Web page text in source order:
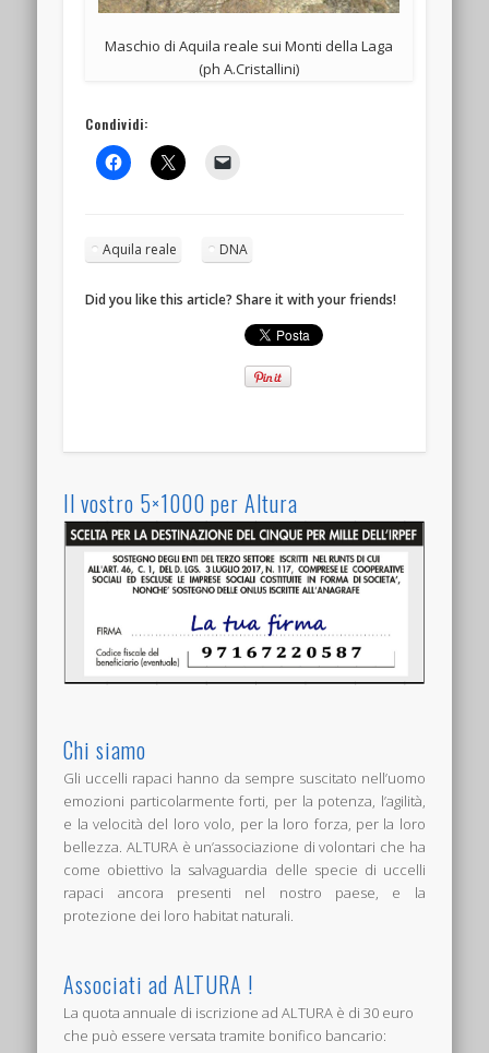
Maschio di Aquila reale sui Monti della Laga
(ph A.Cristallini)
Condividi:
Aquila reale DNA
Did you like this article? Share it with your friends!
Il vostro 5×1000 per Altura
Chi siamo
Gli uccelli rapaci hanno da sempre suscitato nell’uomo
emozioni particolarmente forti, per la potenza, l’agilità,
e la velocità del loro volo, per la loro forza, per la loro
bellezza. ALTURA è un’associazione di volontari che ha
come obiettivo la salvaguardia delle specie di uccelli
rapaci ancora presenti nel nostro paese, e la
protezione dei loro habitat naturali.
Associati ad ALTURA !
La quota annuale di iscrizione ad ALTURA è di 30 euro
che può essere versata tramite bonifico bancario: